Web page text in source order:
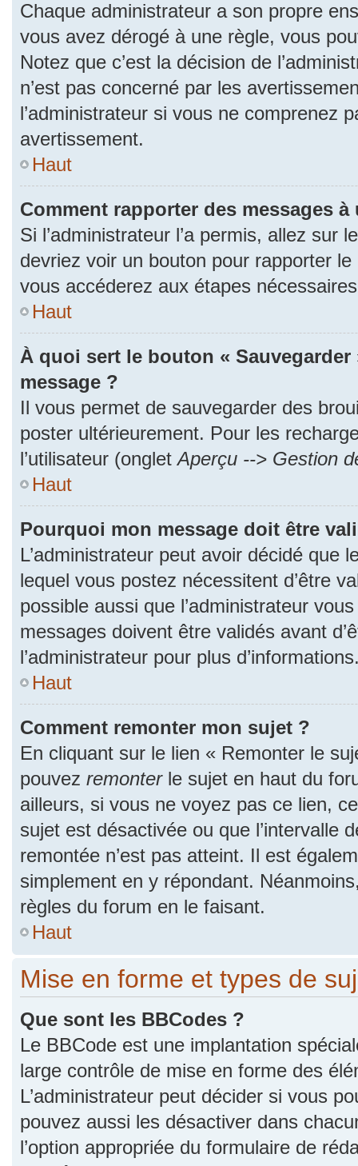
Chaque administrateur a son propre
vous avez dérogé à une règle, vous
Notez que c’est la décision de
n’est pas concerné par les
l’administrateur si vous ne comprenez
avertissement.
Haut
Comment rapporter des messages
Si l’administrateur l’a permis, allez sur
devriez voir un bouton pour rapporter
vous accéderez aux étapes
Haut
À quoi sert le bouton «
message ?
Il vous permet de sauvegarder des
poster ultérieurement. Pour les
l’utilisateur (ongletAperçu --> Gestion
Haut
Pourquoi mon message doit être
L’administrateur peut avoir décidé que
lequel vous postez nécessitent d’être
possible aussi que l’administrateur
messages doivent être validés avant
l’administrateur pour plus
Haut
Comment remonter mon sujet ?
En cliquant sur le lien « Remonter le
pouvez remonterle sujet en haut du
ailleurs, si vous ne voyez pas ce lien,
sujet est désactivée ou que l’intervalle
remontée n’est pas atteint. Il est
simplement en y répondant.
règles du forum en le faisant.
Haut
Mise en forme et types de
Que sont les BBCodes ?
Le BBCode est une implantation
large contrôle de mise en forme des
L’administrateur peut décider si vous
pouvez aussi les désactiver dans
l’option appropriée du formulaire de